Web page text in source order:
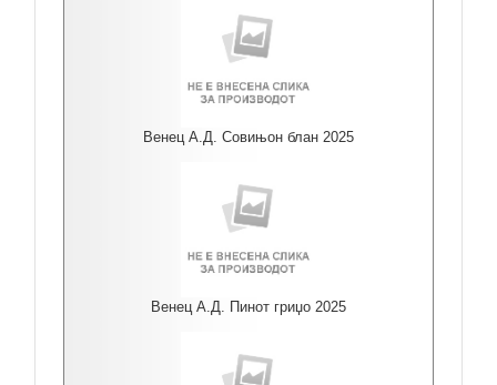
Венец А.Д. Совињон блан 2025
Венец А.Д. Пинот гриџо 2025